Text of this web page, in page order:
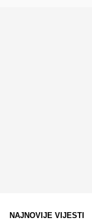
NAJNOVIJE VIJESTI